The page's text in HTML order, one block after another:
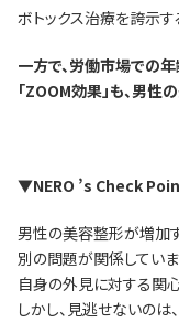
ボトックス治療を誇示す
一方で、労働市場での
「ZOOM効果」も、男性
▼NERO ’s Check
男性の美容整形が増加
別の問題が関係してい
自身の外見に対する関心
しかし、見逃せないのは